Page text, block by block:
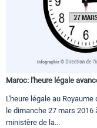
Maroc: l'heure légale
L'heure légale au
le dimanche 27 mars
ministère de la...